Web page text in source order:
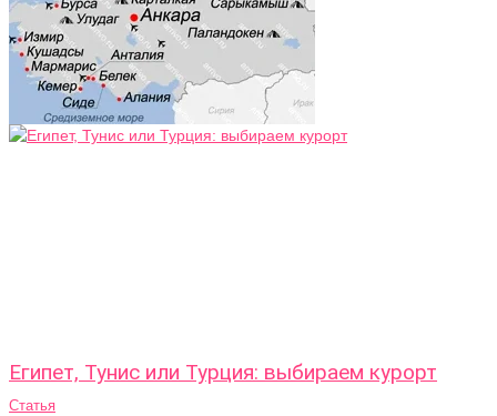
Египет, Тунис или Турция: выбираем курорт
Статья